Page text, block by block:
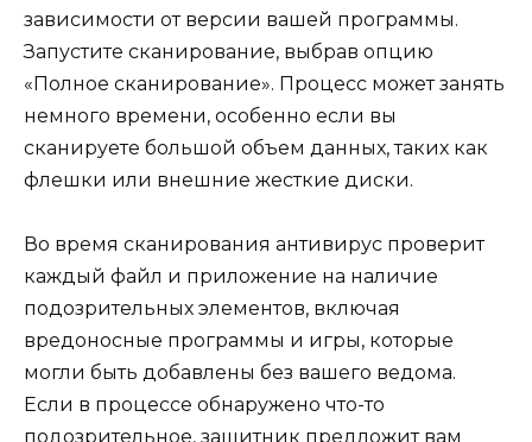
зависимости от версии вашей программы.
Запустите сканирование, выбрав опцию
«Полное сканирование». Процесс может занять
немного времени, особенно если вы
сканируете большой объем данных, таких как
флешки или внешние жесткие диски.
Во время сканирования антивирус проверит
каждый файл и приложение на наличие
подозрительных элементов, включая
вредоносные программы и игры, которые
могли быть добавлены без вашего ведома.
Если в процессе обнаружено что-то
подозрительное, защитник предложит вам